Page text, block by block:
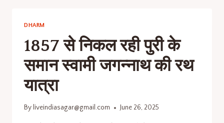
DHARM
1857 से निकल रही पुरी के
समान स्वामी जगन्नाथ की रथ
यात्रा
By liveindiasagar@gmail.com June 26, 2025